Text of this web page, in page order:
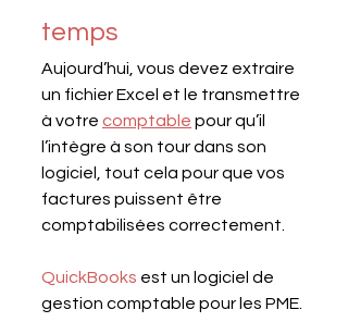
temps
Aujourd’hui, vous devez extraire
un fichier Excel et le transmettre
à votre comptable pour qu’il
l’intègre à son tour dans son
logiciel, tout cela pour que vos
factures puissent être
comptabilisées correctement.
QuickBooks est un logiciel de
gestion comptable pour les PME.